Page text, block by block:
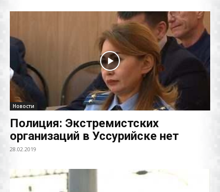
Новости
Полиция: Экстремистских
организаций в Уссурийске нет
28.02.2019